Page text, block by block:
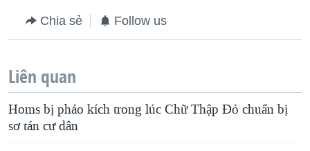
Chia sẻ Follow us
Liên quan
Homs bị pháo kích trong lúc Chữ Thập Ðỏ chuẩn bị
sơ tán cư dân